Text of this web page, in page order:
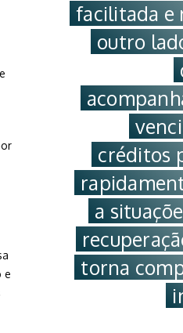
facilitada e
outro
créditos
a
torna
e